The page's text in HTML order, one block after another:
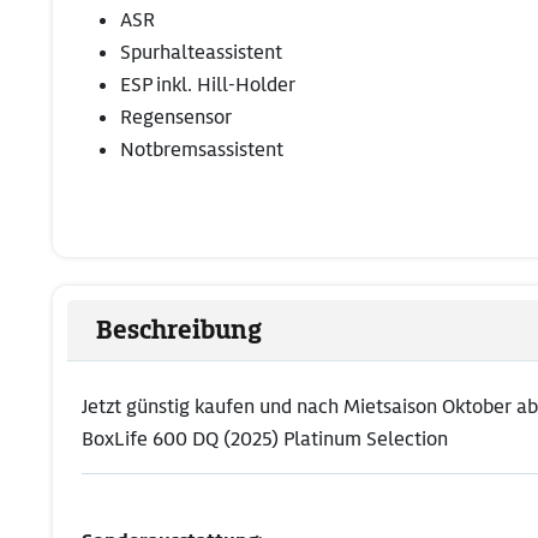
ASR
Spurhalteassistent
ESP inkl. Hill-Holder
Regensensor
Notbremsassistent
Beschreibung
Jetzt günstig kaufen und nach Mietsaison Oktober
BoxLife 600 DQ (2025) Platinum Selection